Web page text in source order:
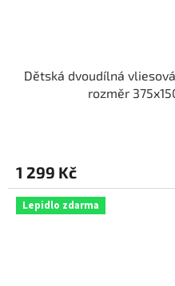
Dětská dvoudílná
rozměr
1 299 Kč
Lepidlo zdarma